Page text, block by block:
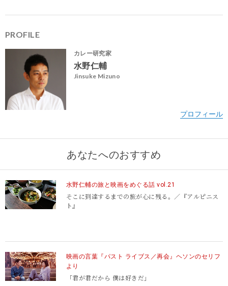
PROFILE
カレー研究家
水野仁輔
Jinsuke Mizuno
http://www.airspice.jp/
あなたへのおすすめ
水野仁輔の旅と映画をめぐる話 vol.21
そこに到達するまでの旅が心に残る。／『アルピニス
ト』
映画の言葉『パスト ライブス／再会』ヘソンのセリフ
より
「君が君だから 僕は好きだ」